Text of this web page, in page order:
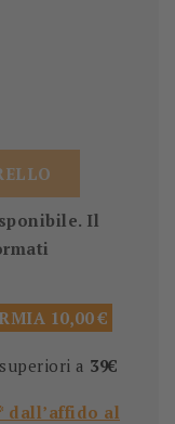
Il
10,00 €
a 39€
dall’affido al